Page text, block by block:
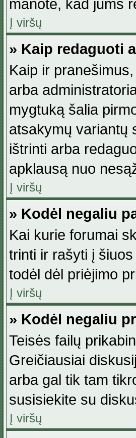
manote, kad jums
Į viršų
» Kaip redaguoti
Kaip ir
arba
mygtuką šalia
atsakymų variantų
ištrinti arba
apklausą nuo
Į viršų
» Kodėl negaliu
Kai kurie forumai
trinti ir rašyti į
todėl dėl priėjimo
Į viršų
» Kodėl negaliu
Teisės failų
Greičiausiai
arba gal tik tam
susisiekite su
Į viršų